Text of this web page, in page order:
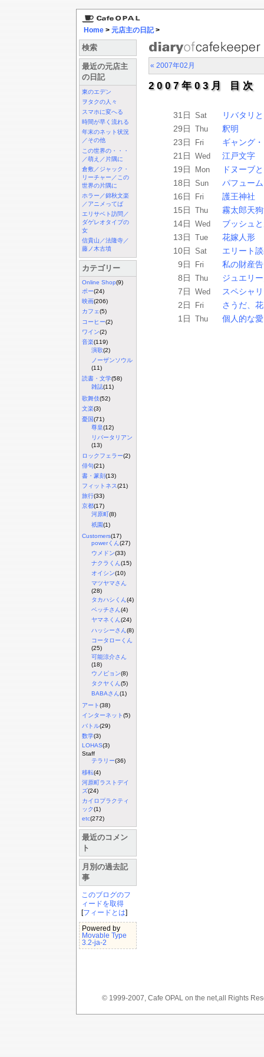
Home > 元店主の日記>
検索
最近の元店主
の日記
東のエデン
ヲタクの人々
スマホに変へる
時間が早く流れる
年末のネット状況
／その他
この世界の・・・
／萌え／片隅に
倉敷／ジャック・
リーチャー／この
世界の片隅に
ホラー／錦秋文楽
／アニメってば
エリサベト訪問／
ダゲレオタイプの
女
信貴山／法隆寺／
藤ノ木古墳
カテゴリー
Online Shop(9)
ポー(24)
映画(206)
カフェ(5)
コーヒー(2)
ワイン(2)
音楽(119)
演歌(2)
ノーザンソウル
(11)
読書・文学(58)
雑誌(11)
歌舞伎(52)
文楽(3)
憂国(71)
尊皇(12)
リバータリアン
(13)
ロックフェラー(2)
俳句(21)
書・篆刻(13)
フィットネス(21)
旅行(33)
京都(17)
河原町 (8)
祇園(1)
Customers(17)
powerくん (27)
ウメドン(33)
ナクラくん (15)
オイシン(10)
マツヤマさん
(28)
タカハシくん(4)
ベッチさん(4)
ヤマネくん(24)
ハッシーさん (8)
コータローくん
(25)
可能涼介さん
(18)
ウノピョン(8)
タクヤくん (5)
BABAさん (1)
アート(38)
インターネット(5)
バトル(29)
数学(3)
LOHAS(3)
Staff
テラリー(36)
移転(4)
河原町ラストデイ
ズ(24)
カイロプラクティ
ック(1)
etc(272)
最近のコメン
ト
月別の過去記
事
このブログのフ
ィードを取得
[フィードとは]
Powered by
Movable Type
3.2-ja-2
« 2007年02月
2007年03月 目次
31日 Sat
リバタリ
29日
Thu
釈明
23日
Fri
ギャング
21日
Wed
江戸文字
19日
Mon
ドヌーブ
18日
Sun
パフューム
16日
Fri
護王神社
15日
Thu
霧太郎天
14日
Wed
ブッシュ
13日
Tue
花嫁人形
10日
Sat
エリート
9日
Fri
私の財産
8日
Thu
ジュエリ
7日
Wed
スペシャ
2日
Fri
さうだ、
1日
Thu 個人的な
© 1999-2007, Cafe OPAL on the net,all Rights